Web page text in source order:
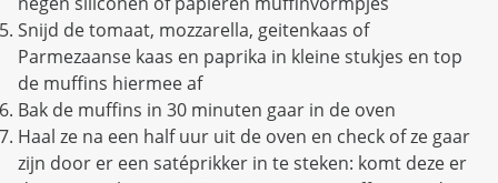
Snijd de tomaat, mozzarella, geitenkaas of
Parmezaanse kaas en paprika in kleine stukjes en top
de muffins hiermee af
Bak de muffins in 30 minuten gaar in de oven
Haal ze na een half uur uit de oven en check of ze gaar
zijn door er een satéprikker in te steken: komt deze er